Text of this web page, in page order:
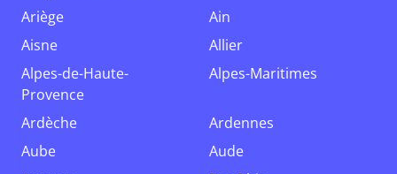
Ariège
Ain
Aisne
Allier
Alpes-de-Haute-
Provence
Alpes-Maritimes
Ardèche
Ardennes
Aube
Aude